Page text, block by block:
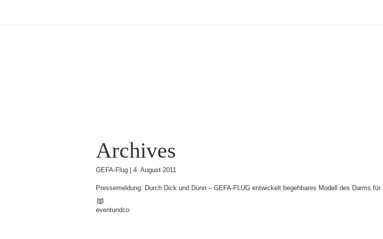
Archives
GEFA-Flug | 4. August 2011
Pressemeldung: Durch Dick und Dünn – GEFA-FLUG entwickelt begehbares Modell des Darms
eventundco